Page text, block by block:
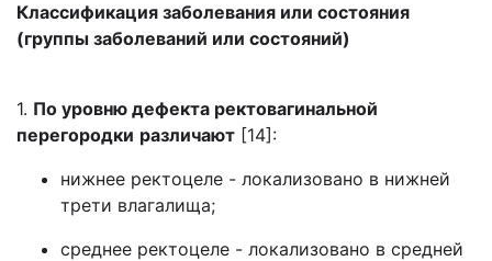
Классификация заболевания или состояния
(группы заболеваний или состояний)
1. По уровню дефекта ректовагинальной
перегородки различают [14]:
нижнее ректоцеле - локализовано в нижней
трети влагалища;
среднее ректоцеле - локализовано в средней